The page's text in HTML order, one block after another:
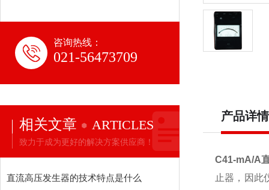
咨询热线：
021-56473709
相关文章 ARTICLES
致力于成为更好的解决方案供应商！
直流高压发生器的技术特点是什么
产品详情
C41-mA/A
止器，因此